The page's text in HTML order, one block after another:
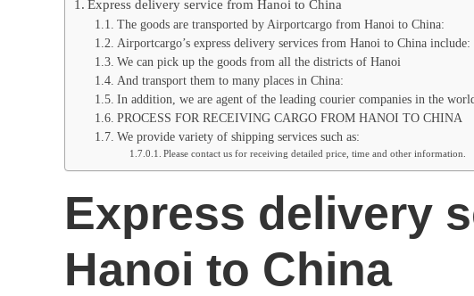
Express delivery service from Hanoi to China
The goods are transported by Airportcargo from Hanoi to China:
Airportcargo’s express delivery services from Hanoi to China include:
We can pick up the goods from all the districts of Hanoi
And transport them to many places in China:
In addition, we are agent of the leading courier companies in the
PROCESS FOR RECEIVING CARGO FROM HANOI TO CHINA
We provide variety of shipping services such as:
Please contact us for receiving detailed price, time and other information.
Express delivery
Hanoi to China